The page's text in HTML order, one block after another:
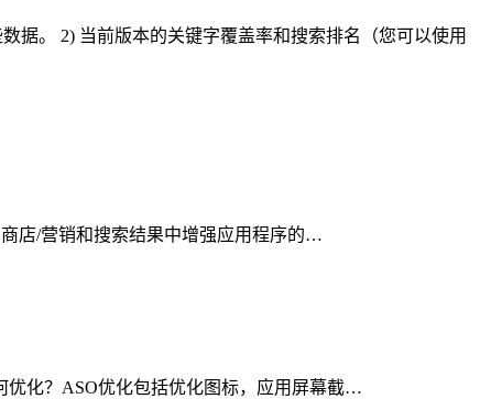
据。 2) 当前版本的关键字覆盖率和搜索排名（您可以使用
商店/营销和搜索结果中增强应用程序的…
优化？ASO优化包括优化图标，应用屏幕截…